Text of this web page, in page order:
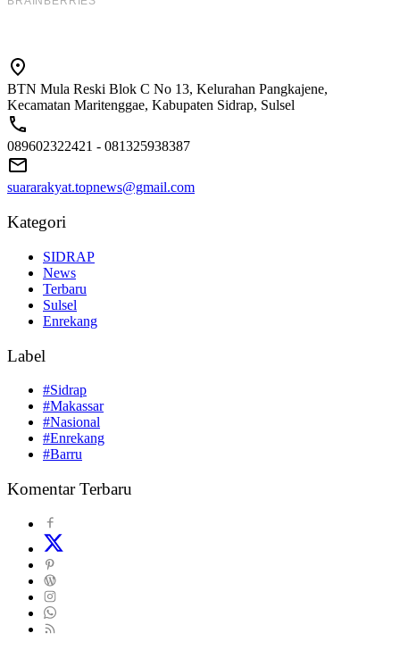
BTN Mula Reski Blok C No 13, Kelurahan Pangkajene,
Kecamatan Maritenggae, Kabupaten Sidrap, Sulsel
089602322421 - 081325938387
suararakyat.topnews@gmail.com
Kategori
SIDRAP
News
Terbaru
Sulsel
Enrekang
Label
#Sidrap
#Makassar
#Nasional
#Enrekang
#Barru
Komentar Terbaru